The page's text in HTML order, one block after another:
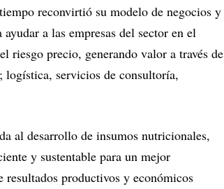
reconvirtió su modelo de negocios y
a las empresas del sector en el
riesgo precio, generando valor a través de
logística, servicios de consultoría,
al desarrollo de insumos nutricionales,
y sustentable para un mejor
resultados productivos y económicos